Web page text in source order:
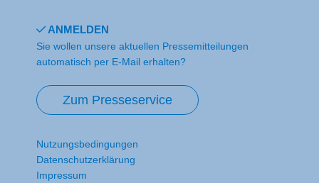
ANMELDEN
Sie wollen unsere aktuellen Pressemitteilungen
automatisch per E-Mail erhalten?
Zum Presseservice
Nutzungsbedingungen
Datenschutzerklärung
Impressum